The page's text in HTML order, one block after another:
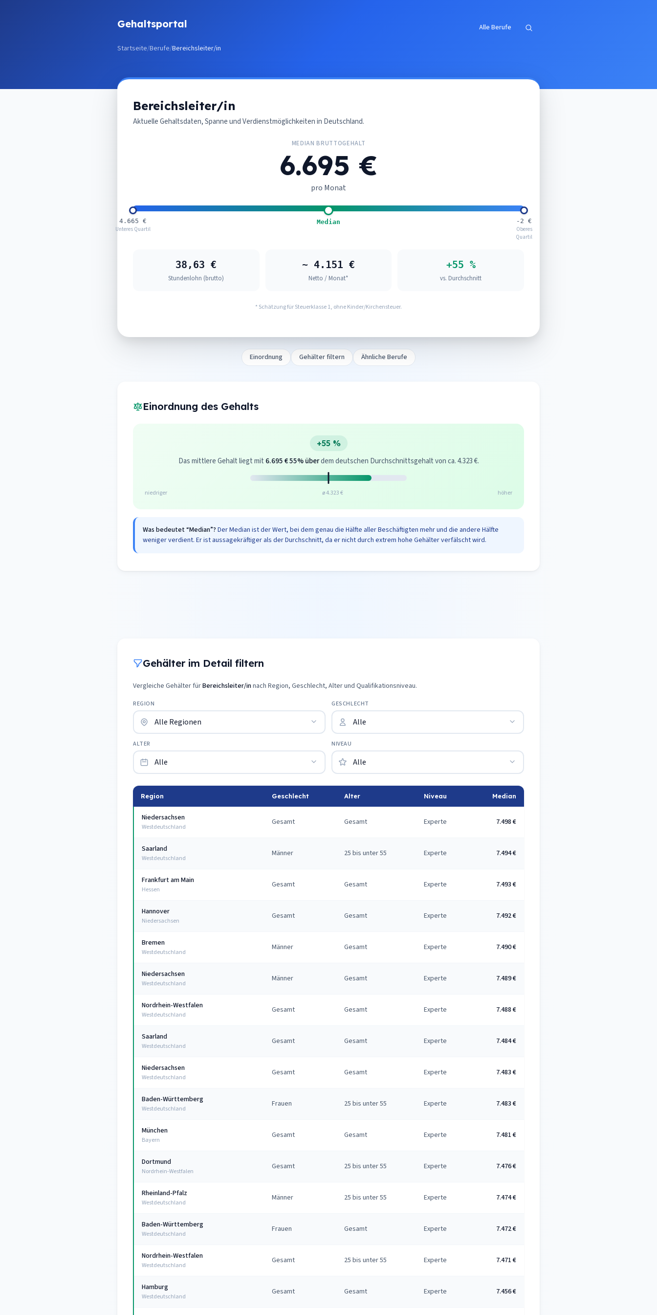
Gehaltsportal Alle Berufe
Startseite/Berufe/Bereichsleiter/in
Bereichsleiter/in
Aktuelle Gehaltsdaten, Spanne und Verdienstmöglichkeiten in Deutschland.
MEDIAN BRUTTOGEHALT
6.695 €
pro Monat
4.665 €
Unteres Quartil
Median
-2 €
Oberes
Quartil
38,63 €
Stundenlohn (brutto)
~ 4.151 €
Netto / Monat*
+55 %
vs. Durchschnitt
* Schätzung für Steuerklasse 1, ohne Kinder/Kirchensteuer.
Einordnung Gehälter filtern Ähnliche Berufe
Einordnung des Gehalts
+55 %
Das mittlere Gehalt liegt mit 6.695 €55% überdem deutschen Durchschnittsgehalt von ca. 4.323 €.
niedriger ø 4.323 € höher
Was bedeutet “Median”? Der Median ist der Wert, bei dem genau die Hälfte aller Beschäftigten mehr und die andere Hälfte
weniger verdient. Er ist aussagekräftiger als der Durchschnitt, da er nicht durch extrem hohe Gehälter verfälscht wird.
Gehälter im Detail filtern
Vergleiche Gehälter fürBereichsleiter/innach Region, Geschlecht, Alter und Qualifikationsniveau.
REGION GESCHLECHT
ALTER NIVEAU
Region Geschlecht Alter Niveau Median
Niedersachsen
Westdeutschland
Gesamt Gesamt Experte 7.498 €
Saarland
Westdeutschland
Männer 25 bis unter 55 Experte 7.494 €
Frankfurt am Main
Hessen
Gesamt Gesamt Experte 7.493 €
Hannover
Niedersachsen
Gesamt Gesamt Experte 7.492 €
Bremen
Westdeutschland
Männer Gesamt Experte 7.490 €
Niedersachsen
Westdeutschland
Männer Gesamt Experte 7.489 €
Nordrhein-Westfalen
Westdeutschland
Gesamt Gesamt Experte 7.488 €
Saarland
Westdeutschland
Gesamt Gesamt Experte 7.484 €
Niedersachsen
Westdeutschland
Gesamt Gesamt Experte 7.483 €
Baden-Württemberg
Westdeutschland
Frauen 25 bis unter 55 Experte 7.483 €
München
Bayern
Gesamt Gesamt Experte 7.481 €
Dortmund
Nordrhein-Westfalen
Gesamt 25 bis unter 55 Experte 7.476 €
Rheinland-Pfalz
Westdeutschland
Männer 25 bis unter 55 Experte 7.474 €
Baden-Württemberg
Westdeutschland
Frauen Gesamt Experte 7.472 €
Nordrhein-Westfalen
Westdeutschland
Gesamt 25 bis unter 55 Experte 7.471 €
Hamburg
Westdeutschland
Gesamt Gesamt Experte 7.456 €